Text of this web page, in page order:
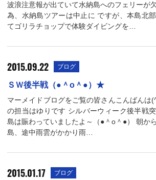
波浪注意報が出ていて水納島へのフェリーが
為、水納島ツアーは中止に ですが、本島北
てゴリラチョップで体験ダイビングを…
2015.09.22 ブログ
ＳＷ後半戦（●＾o＾●）★
マーメイドブログをご覧の皆さんこんばん
の担当はゆりです シルバーウィーク後半戦
島は賑わっていましたよ～（●＾o＾●） 朝か
島、途中雨雲がかかり雨…
2015.01.17 ブログ